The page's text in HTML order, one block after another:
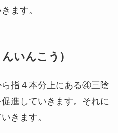
ます。
いんこう）
ら指４本分上にある④三陰
進していきます。それに
きます。